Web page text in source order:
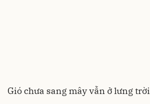
Gió chưa sang mây vẫn ở lưng trời